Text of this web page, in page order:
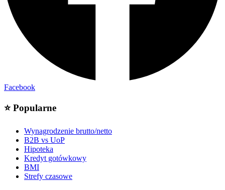
Facebook
⭐ Popularne
Wynagrodzenie brutto/netto
B2B vs UoP
Hipoteka
Kredyt gotówkowy
BMI
Strefy czasowe